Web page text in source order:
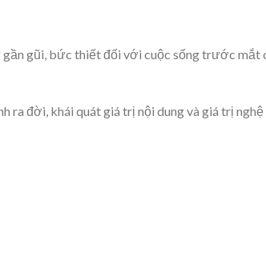
gần gũi, bức thiết đối với cuộc sống trước mắt
ra đời, khái quát giá trị nội dung và giá trị nghệ